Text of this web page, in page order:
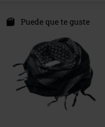
Spichernstraße 6A
info@brandit-wear.com
Puede que te guste